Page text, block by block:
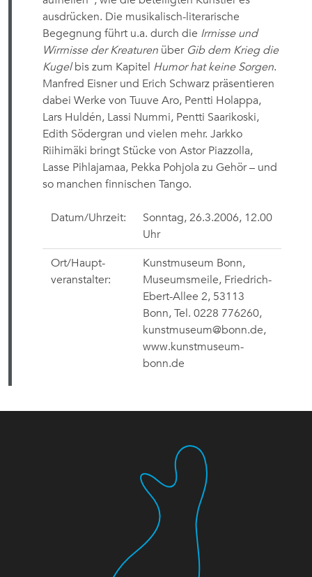
ausdrücken. Die musikalisch-literarische
Begegnung führt u.a. durch die Irrnisse und
Wirrnisse der Kreaturen über Gib dem Krieg die
Kugelbis zum Kapitel Humor hat keine Sorgen.
Manfred Eisner und Erich Schwarz präsentieren
dabei Werke von Tuuve Aro, Pentti Holappa,
Lars Huldén, Lassi Nummi, Pentti Saarikoski,
Edith Södergran und vielen mehr. Jarkko
Riihimäki bringt Stücke von Astor Piazzolla,
Lasse Pihlajamaa, Pekka Pohjola zu Gehör – und
so manchen finnischen Tango.
Datum/Uhrzeit:
Sonntag, 26.3.2006, 12.00
Uhr
Ort/Haupt-
veranstalter:
Kunstmuseum Bonn,
Museumsmeile, Friedrich-
Ebert-Allee 2, 53113
Bonn, Tel. 0228 776260,
kunstmuseum@bonn.de,
www.kunstmuseum-
bonn.de